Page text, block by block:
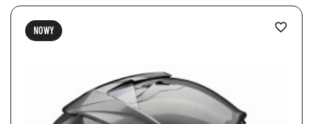
NOWY favorite_border